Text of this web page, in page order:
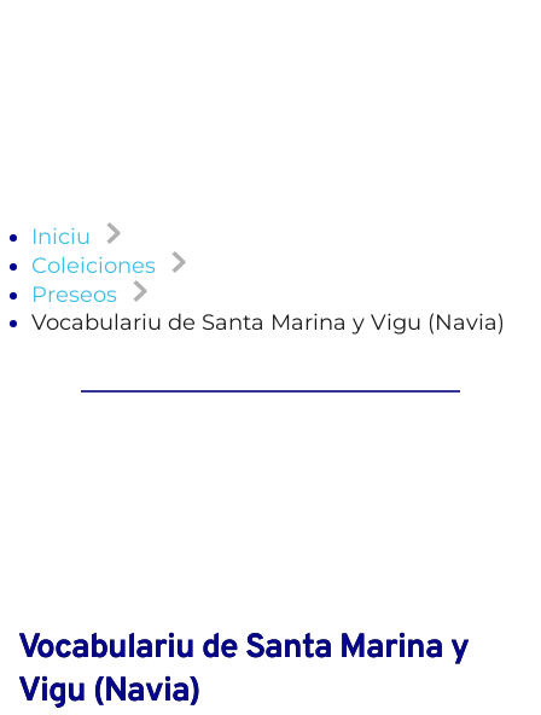
Iniciu
Coleiciones
Preseos
Vocabulariu de Santa Marina y Vigu (Navia)
Vocabulariu de Santa Marina y
Vigu (Navia)